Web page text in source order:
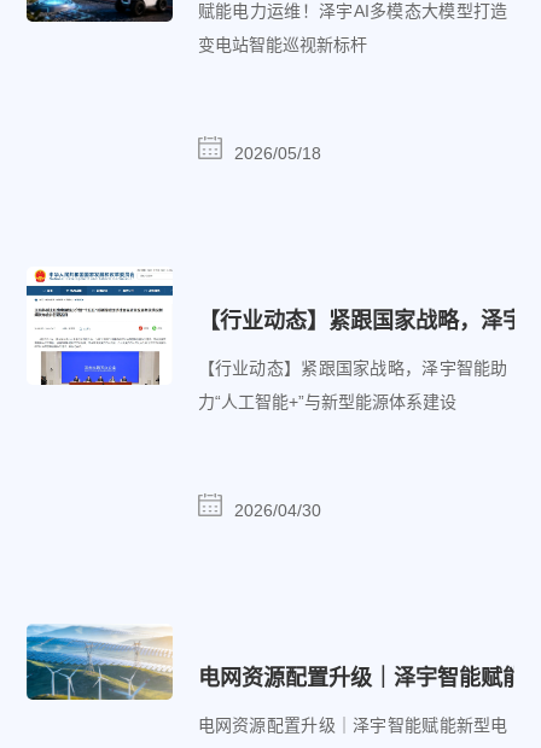
赋能电力运维！泽宇AI多模态大模型打造
变电站智能巡视新标杆
2026/05/18
【行业动态】紧跟国家战略，泽
【行业动态】紧跟国家战略，泽宇智能助
力“人工智能+”与新型能源体系建设
2026/04/30
电网资源配置升级｜泽宇智能赋能
电网资源配置升级｜泽宇智能赋能新型电